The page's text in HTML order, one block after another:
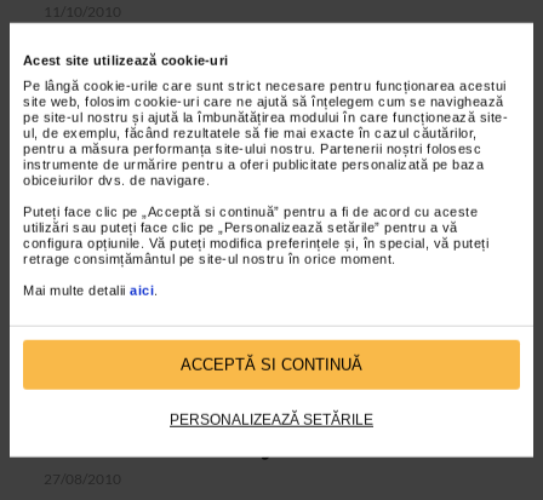
Acest site utilizează cookie-uri
Pe lângă cookie-urile care sunt strict necesare pentru funcționarea acestui
site web, folosim cookie-uri care ne ajută să înțelegem cum se navighează
pe site-ul nostru și ajută la îmbunătățirea modului în care funcționează site-
ul, de exemplu, făcând rezultatele să fie mai exacte în cazul căutărilor,
pentru a măsura performanța site-ului nostru. Partenerii noștri folosesc
instrumente de urmărire pentru a oferi publicitate personalizată pe baza
obiceiurilor dvs. de navigare.
Puteți face clic pe „Acceptă si continuă” pentru a fi de acord cu aceste
utilizări sau puteți face clic pe „Personalizează setările” pentru a vă
configura opțiunile. Vă puteți modifica preferințele și, în special, vă puteți
retrage consimțământul pe site-ul nostru în orice moment.
Mai multe detalii aici
ACCEPTĂ SI CONTINUĂ
PERSONALIZEAZĂ SETĂRILE
11/10/2010
din diverse genuri: de la hip-hop la funk si jazz, de la soul la
mixajele ultimului val de DJ. Scopul declarat...
VIDEO
ARTELE SPECTACOLULUI
27/08/2010